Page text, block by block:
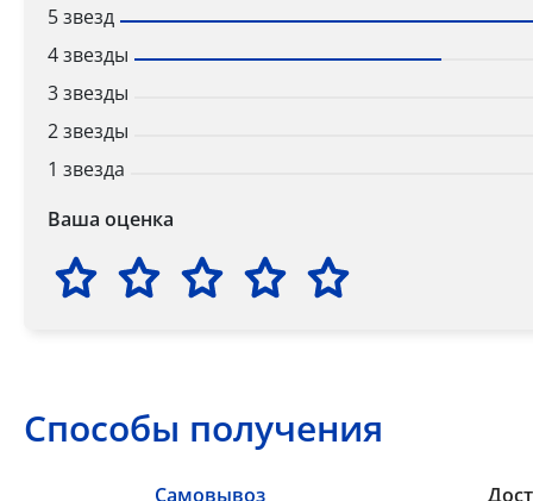
5 звезд
4 звезды
3 звезды
2 звезды
1 звезда
Ваша оценка
Способы получения
Самовывоз